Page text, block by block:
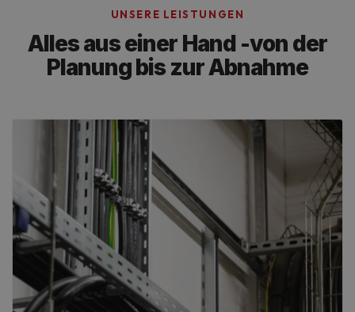
UNSERE LEISTUNGEN
Alles aus einer Hand -von der
Planung bis zur Abnahme